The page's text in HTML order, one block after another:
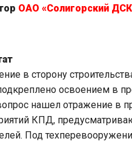
ОАО «Солигорский
в сторону
освоением в
нашел отражение в
КПД,
Под